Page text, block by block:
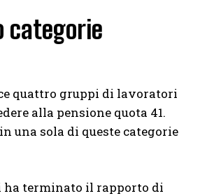
categorie
quattro gruppi di lavoratori
alla pensione quota 41.
una sola di queste categorie
ha terminato il rapporto di